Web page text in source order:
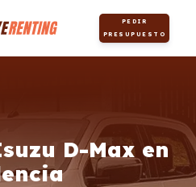
PEDIR
PRESUPUESTO
D-Max en